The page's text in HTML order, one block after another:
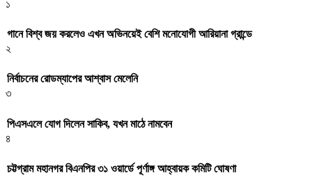
১
গানে বিশ্ব জয় করলেও এখন অভিনয়েই বেশি মনোযোগী আরিয়ানা গ্রান্ডে
২
নির্বাচনের রোডম্যাপের আশ্বাস মেলেনি
৩
পিএসএলে যোগ দিলেন সাকিব, যখন মাঠে নামবেন
৪
চট্টগ্রাম মহানগর বিএনপির ৩১ ওয়ার্ডে পূর্ণাঙ্গ আহ্বায়ক কমিটি ঘোষণা